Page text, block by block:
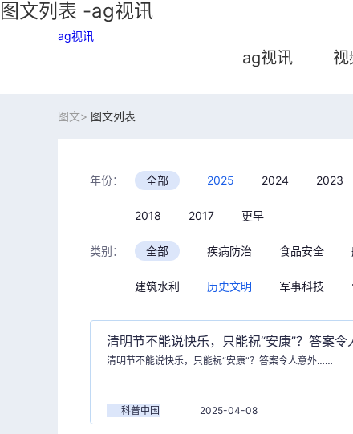
图文列表 -ag视讯
ag视讯
ag视讯 视
图文> 图文列表
年份： 全部 2025 2024 2023
2018 2017 更早
类别： 全部 疾病防治 食品安全
建筑水利 历史文明 军事科技
语言：
清明节不能说快乐，只能祝“安康”？答案
清明节不能说快乐，只能祝“安康”？答案令人意外……
科普中国 2025-04-08